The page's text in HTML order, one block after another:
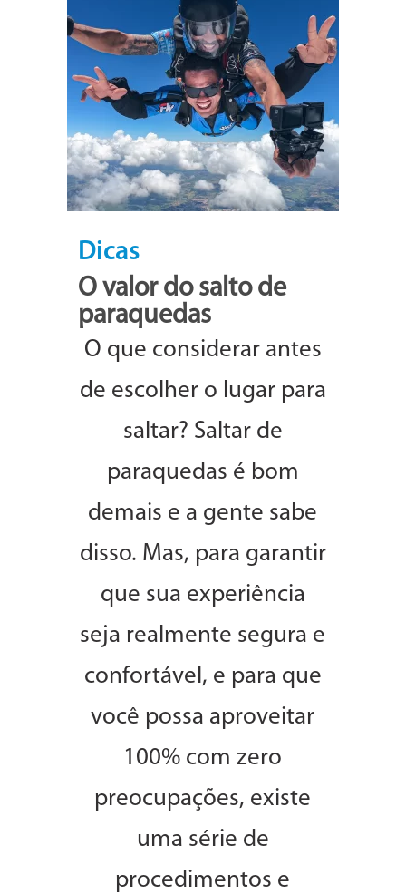
Dicas
O valor do salto de
paraquedas
O que considerar antes
de escolher o lugar para
saltar? Saltar de
paraquedas é bom
demais e a gente sabe
disso. Mas, para garantir
que sua experiência
seja realmente segura e
confortável, e para que
você possa aproveitar
100% com zero
preocupações, existe
uma série de
procedimentos e